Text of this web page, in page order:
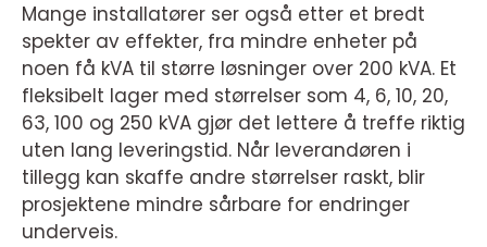
Mange installatører ser også etter et bredt
spekter av effekter, fra mindre enheter på
noen få kVA til større løsninger over 200 kVA. Et
fleksibelt lager med størrelser som 4, 6, 10, 20,
63, 100 og 250 kVA gjør det lettere å treffe riktig
uten lang leveringstid. Når leverandøren i
tillegg kan skaffe andre størrelser raskt, blir
prosjektene mindre sårbare for endringer
underveis.